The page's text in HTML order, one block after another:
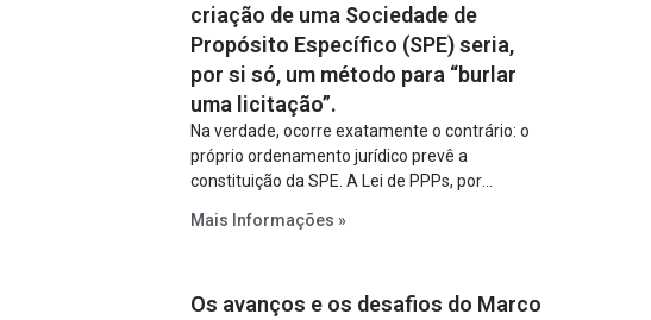
criação de uma Sociedade de
Propósito Específico (SPE) seria,
por si só, um método para “burlar
uma licitação”.
Na verdade, ocorre exatamente o contrário: o
próprio ordenamento jurídico prevê a
constituição da SPE. A Lei de PPPs, por
constitua uma SPE para implantar e gerir o
Lei de Concessões, a figura é facultativa e
Mais Informações »
Os avanços e os desafios do Marco